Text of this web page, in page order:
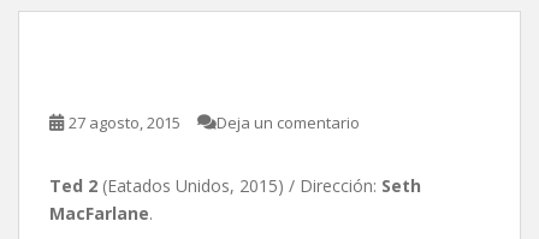
27 agosto, 2015 Deja un comentario
Ted 2 (Eatados Unidos, 2015) / Dirección: Seth
MacFarlane.